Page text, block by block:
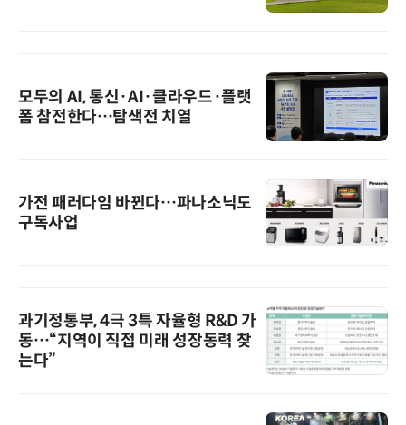
모두의 AI, 통신·AI·클라우드·플랫
폼 참전한다…탐색전 치열
가전 패러다임 바뀐다…파나소닉도
구독사업
과기정통부, 4극 3특 자율형 R&D 가
동…“지역이 직접 미래 성장동력 찾
는다”